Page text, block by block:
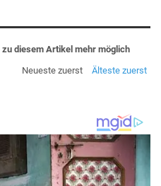
diesem Artikel mehr möglich
Neueste zuerst
Älteste zuerst